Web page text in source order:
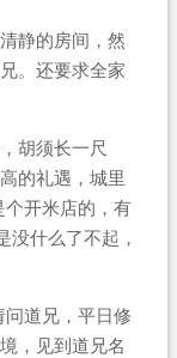
静的房间，然
。还要求全家
胡须长一尺
的礼遇，城里
个开米店的，有
没什么了不起，
道兄，平日修
，见到道兄名